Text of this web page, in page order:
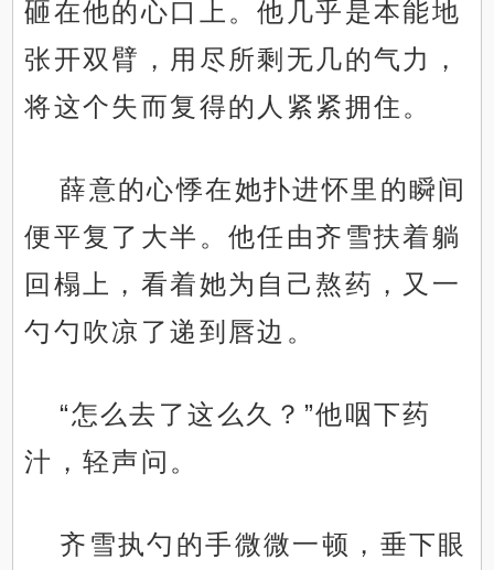
砸在他的心口上。他几乎是本能地
张开双臂，用尽所剩无几的气力，
将这个失而复得的人紧紧拥住。
薛意的心悸在她扑进怀里的瞬间
便平复了大半。他任由齐雪扶着躺
回榻上，看着她为自己熬药，又一
勺勺吹凉了递到唇边。
“怎么去了这么久？”他咽下药
汁，轻声问。
齐雪执勺的手微微一顿，垂下眼